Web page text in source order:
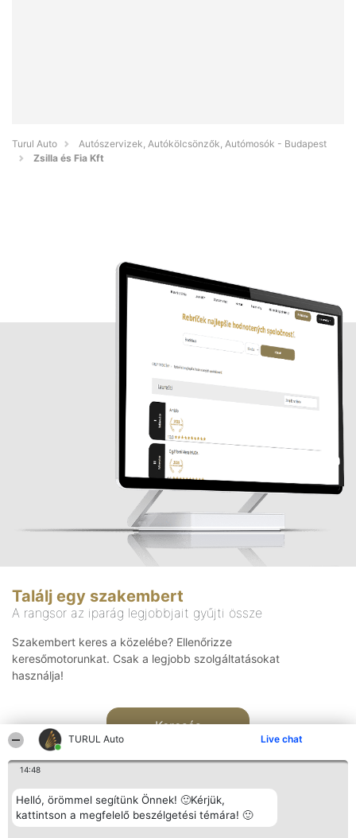
TURUL Auto Live chat
14:48
Helló, örömmel segítünk Önnek! 🙂Kérjük,
kattintson a megfelelő beszélgetési témára! 🙂
Turul Auto
Autószervizek, Autókölcsönzők, Autómosók - Budapest
Zsilla és Fia Kft
Találj egy szakembert
A rangsor az iparág legjobbjait gyűjti össze
Szakembert keres a közelébe? Ellenőrizze
keresőmotorunkat. Csak a legjobb szolgáltatásokat
használja!
Keresés